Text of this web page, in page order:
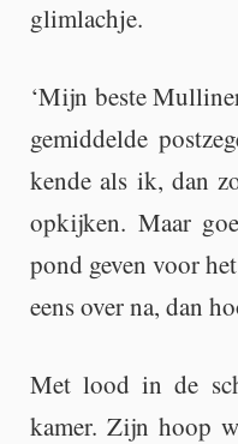
glim­lach­je.
‘Mijn beste
ge­mid­del­de
kende als ik, dan
op­kij­ken. Maar
pond geven voor
eens over na, dan
Met lood in de
kamer. Zijn hoop